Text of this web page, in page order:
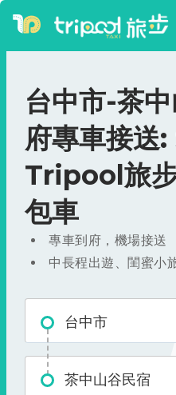
台中市-茶
府專車接送
Tripool旅
包車
專車到府，機場接送
中長程出遊、閨蜜小
台中市
茶中山谷民宿